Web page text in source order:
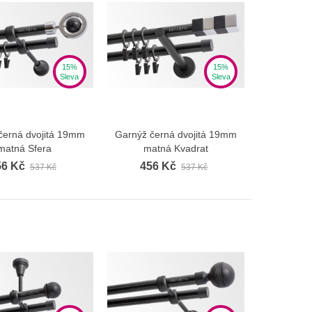
15%
Sleva
Zobrazit více
dvojitá 19mm
Sfera
Kč 537 Kč
15%
Sleva
Zobrazit více
Garnýž černá dvojitá 19mm
matná Kvadrat
456 Kč 537 Kč